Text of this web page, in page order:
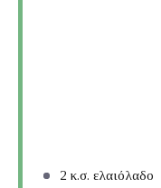
2 κ.σ. ελαιόλαδο